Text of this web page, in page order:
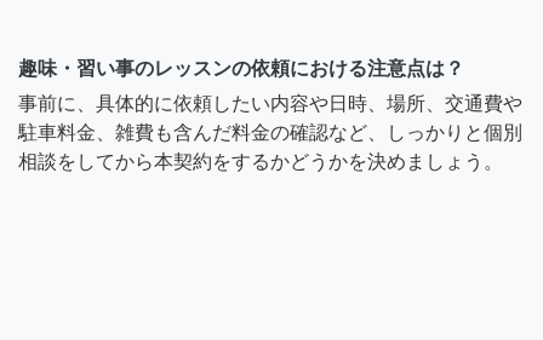
趣味・習い事のレッスンの依頼における注意点は？
事前に、具体的に依頼したい内容や日時、場所、交通費や
駐車料金、雑費も含んだ料金の確認など、しっかりと個別
相談をしてから本契約をするかどうかを決めましょう。